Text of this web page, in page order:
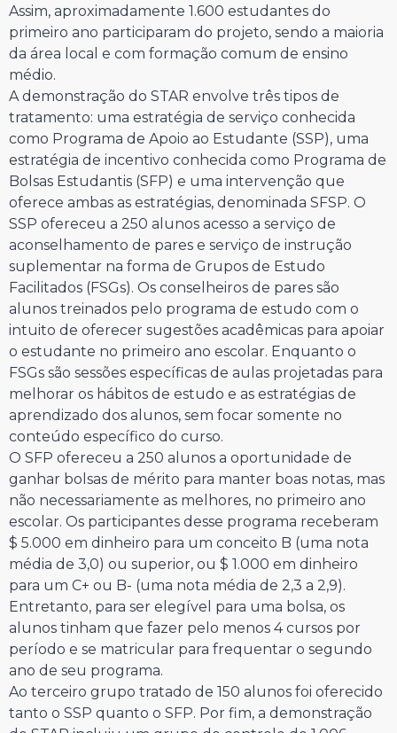
Assim, aproximadamente 1.600 estudantes do
primeiro ano participaram do projeto, sendo a maioria
da área local e com formação comum de ensino
médio.
A demonstração do STAR envolve três tipos de
tratamento: uma estratégia de serviço conhecida
como Programa de Apoio ao Estudante (SSP), uma
estratégia de incentivo conhecida como Programa de
Bolsas Estudantis (SFP) e uma intervenção que
oferece ambas as estratégias, denominada SFSP. O
SSP ofereceu a 250 alunos acesso a serviço de
aconselhamento de pares e serviço de instrução
suplementar na forma de Grupos de Estudo
Facilitados (FSGs). Os conselheiros de pares são
alunos treinados pelo programa de estudo com o
intuito de oferecer sugestões acadêmicas para apoiar
o estudante no primeiro ano escolar. Enquanto o
FSGs são sessões específicas de aulas projetadas para
melhorar os hábitos de estudo e as estratégias de
aprendizado dos alunos, sem focar somente no
conteúdo específico do curso.
O SFP ofereceu a 250 alunos a oportunidade de
ganhar bolsas de mérito para manter boas notas, mas
não necessariamente as melhores, no primeiro ano
escolar. Os participantes desse programa receberam
$ 5.000 em dinheiro para um conceito B (uma nota
média de 3,0) ou superior, ou $ 1.000 em dinheiro
para um C+ ou B- (uma nota média de 2,3 a 2,9).
Entretanto, para ser elegível para uma bolsa, os
alunos tinham que fazer pelo menos 4 cursos por
período e se matricular para frequentar o segundo
ano de seu programa.
Ao terceiro grupo tratado de 150 alunos foi oferecido
tanto o SSP quanto o SFP. Por fim, a demonstração